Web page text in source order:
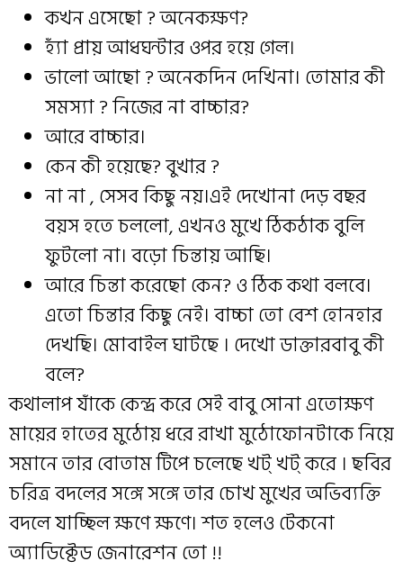
কখন এসেছো ? অনেকক্ষণ?
হ্যাঁ প্রায় আধঘন্টার ওপর হয়ে গেল।
ভালো আছো ? অনেকদিন দেখিনা। তোমার কী
সমস্যা ? নিজের না বাচ্চার?
আরে বাচ্চার।
কেন কী হয়েছে? বুখার ?
না না , সেসব কিছু নয়।এই দেখোনা দেড় বছর
বয়স হতে চললো, এখনও মুখে ঠিকঠাক বুলি
ফুটলো না। বড়ো চিন্তায় আছি।
আরে চিন্তা করেছো কেন? ও ঠিক কথা বলবে।
এতো চিন্তার কিছু নেই। বাচ্চা তো বেশ হোনহার
দেখছি। মোবাইল ঘাটছে । দেখো ডাক্তারবাবু কী
বলে?
কথালাপ যাঁকে কেন্দ্র করে সেই বাবু সোনা এতোক্ষণ
মায়ের হাতের মুঠোয় ধরে রাখা মুঠোফোনটাকে নিয়ে
সমানে তার বোতাম টিপে চলেছে খট্ খট্ করে । ছবির
চরিত্র বদলের সঙ্গে সঙ্গে তার চোখ মুখের অভিব্যক্তি
বদলে যাচ্ছিল ক্ষণে ক্ষণে। শত হলেও টেকনো
অ্যাডিক্টেড জেনারেশন তো !!